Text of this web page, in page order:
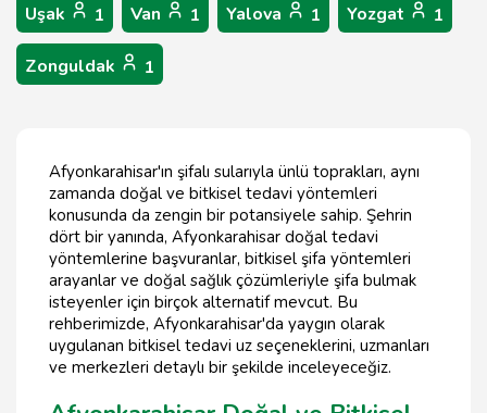
Uşak 1 Van 1 Yalova 1 Yozgat 1
Zonguldak 1
Afyonkarahisar'ın şifalı sularıyla ünlü toprakları, aynı
zamanda doğal ve bitkisel tedavi yöntemleri
konusunda da zengin bir potansiyele sahip. Şehrin
dört bir yanında, Afyonkarahisar doğal tedavi
yöntemlerine başvuranlar, bitkisel şifa yöntemleri
arayanlar ve doğal sağlık çözümleriyle şifa bulmak
isteyenler için birçok alternatif mevcut. Bu
rehberimizde, Afyonkarahisar'da yaygın olarak
uygulanan bitkisel tedavi uz seçeneklerini, uzmanları
ve merkezleri detaylı bir şekilde inceleyeceğiz.